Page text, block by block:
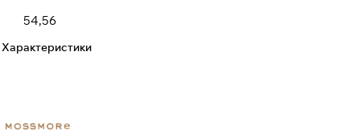
54,56
Характеристики